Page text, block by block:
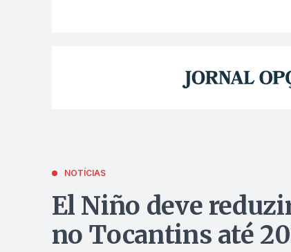
NOTÍCIAS
El Niño deve
no Tocantins até